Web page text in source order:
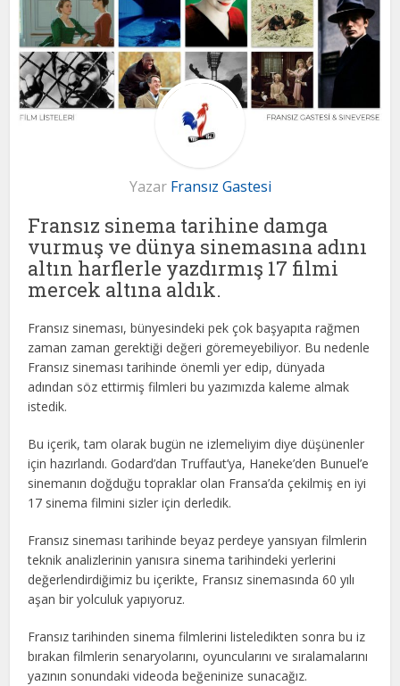
Yazar Fransız Gastesi
Fransız sinema tarihine damga
vurmuş ve dünya sinemasına adını
altın harflerle yazdırmış 17 filmi
mercek altına aldık.
Fransız sineması, bünyesindeki pek çok başyapıta rağmen
zaman zaman gerektiği değeri göremeyebiliyor. Bu nedenle
Fransız sineması tarihinde önemli yer edip, dünyada
adından söz ettirmiş filmleri bu yazımızda kaleme almak
istedik.
Bu içerik, tam olarak bugün ne izlemeliyim diye düşünenler
için hazırlandı. Godard’dan Truffaut’ya, Haneke’den Bunuel’e
sinemanın doğduğu topraklar olan Fransa’da çekilmiş en iyi
17 sinema filmini sizler için derledik.
Fransız sineması tarihinde beyaz perdeye yansıyan filmlerin
teknik analizlerinin yanısıra sinema tarihindeki yerlerini
değerlendirdiğimiz bu içerikte, Fransız sinemasında 60 yılı
aşan bir yolculuk yapıyoruz.
Fransız tarihinden sinema filmlerini listeledikten sonra bu iz
bırakan filmlerin senaryolarını, oyuncularını ve sıralamalarını
yazının sonundaki videoda beğeninize sunacağız.